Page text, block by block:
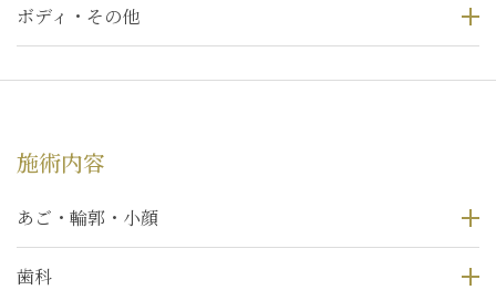
ボディ・その他
施術内容
あご・輪郭・小顔
歯科